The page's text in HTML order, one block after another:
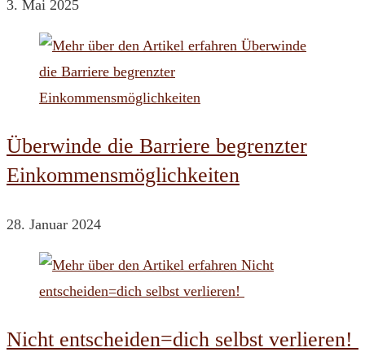
3. Mai 2025
Überwinde die Barriere begrenzter
Einkommensmöglichkeiten
28. Januar 2024
Nicht entscheiden=dich selbst verlieren!